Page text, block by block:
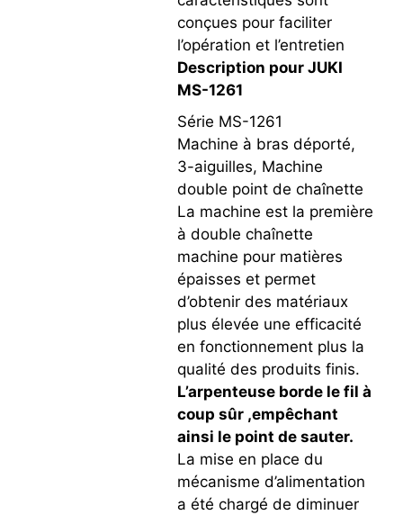
conçues pour faciliter
l’opération et l’entretien
Description pour JUKI
MS-1261
Série MS-1261
Machine à bras déporté,
3-aiguilles, Machine
double point de chaînette
La machine est la première
à double chaînette
machine pour matières
épaisses et permet
d’obtenir des matériaux
plus élevée une efficacité
en fonctionnement plus la
qualité des produits finis.
L’arpenteuse borde le fil à
coup sûr ,empêchant
ainsi le point de sauter.
La mise en place du
mécanisme d’alimentation
a été chargé de diminuer